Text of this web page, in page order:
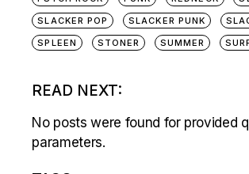
SLACKER POP
SLACKER PUNK
SPLEEN
STONER SUMMER
READ NEXT:
No posts were found for provided
parameters.